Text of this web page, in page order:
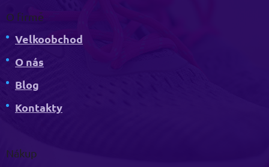
O firmě
Velkoobchod
O nás
Blog
Kontakty
Nákup